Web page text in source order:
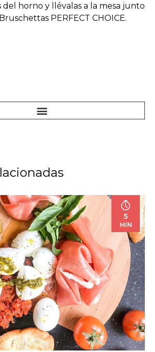
del horno y llévalas a la mesa junto
PERFECT CHOICE.
5
MIN